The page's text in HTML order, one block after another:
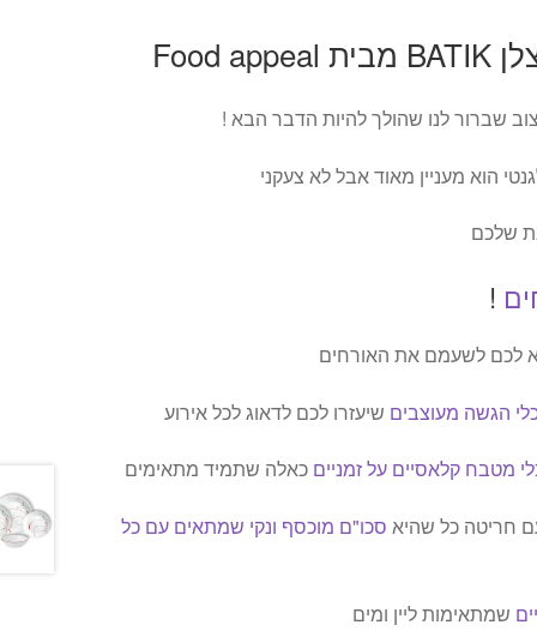
שברור לנו שהולך להיות הדבר הבא !
הוא מעניין מאוד אבל לא צעקני
שלכם
!
לכם לשעמם את האורחים
הגשה מעוצבים שיעזרו לכם לדאוג לכל אירוע
מטבח קלאסיים על זמניים כאלה שתמיד מתאימים
חריטה כל שהיא סכו"ם מוכסף ונקי שמתאים עם כל
שמתאימות ליין ומים